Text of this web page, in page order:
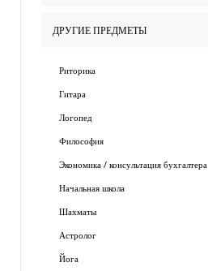
ДРУГИЕ ПРЕДМЕТЫ
Риторика
Гитара
Логопед
Философия
Экономика / консультация бухгалтера
Начальная школа
Шахматы
Астролог
Йога